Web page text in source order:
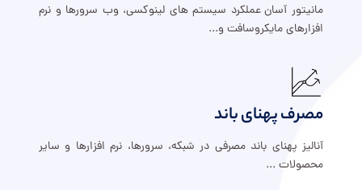
مانیتور آسان عملکرد سیستم های لینوکسی، وب سرورها و نرم
افزارهای مایکروسافت و...
مصرف پهنای باند
آنالیز پهنای باند مصرفی در شبکه، سرورها، نرم افزارها و سایر
محصولات ...